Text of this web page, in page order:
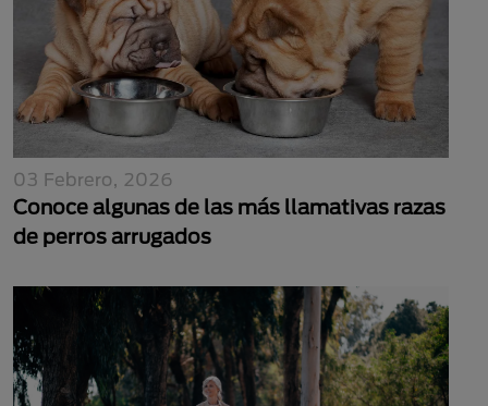
03 Febrero, 2026
Conoce algunas de las más llamativas razas
de perros arrugados